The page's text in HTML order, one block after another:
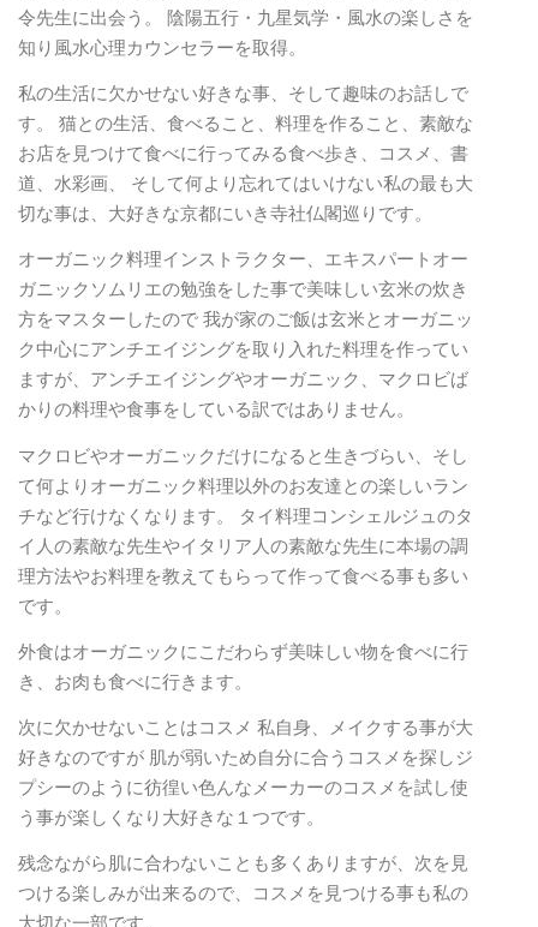
令先生に出会う。 陰陽五行・九星気学・風水の楽しさを
知り風水心理カウンセラーを取得。
私の生活に欠かせない好きな事、そして趣味のお話しで
す。 猫との生活、食べること、料理を作ること、素敵な
お店を見つけて食べに行ってみる食べ歩き、コスメ、書
道、水彩画、 そして何より忘れてはいけない私の最も大
切な事は、大好きな京都にいき寺社仏閣巡りです。
オーガニック料理インストラクター、エキスパートオー
ガニックソムリエの勉強をした事で美味しい玄米の炊き
方をマスターしたので 我が家のご飯は玄米とオーガニッ
ク中心にアンチエイジングを取り入れた料理を作ってい
ますが、アンチエイジングやオーガニック、マクロビば
かりの料理や食事をしている訳ではありません。
マクロビやオーガニックだけになると生きづらい、そし
て何よりオーガニック料理以外のお友達との楽しいラン
チなど行けなくなります。 タイ料理コンシェルジュのタ
イ人の素敵な先生やイタリア人の素敵な先生に本場の調
理方法やお料理を教えてもらって作って食べる事も多い
です。
外食はオーガニックにこだわらず美味しい物を食べに行
き、お肉も食べに行きます。
次に欠かせないことはコスメ 私自身、メイクする事が大
好きなのですが 肌が弱いため自分に合うコスメを探しジ
プシーのように彷徨い色んなメーカーのコスメを試し使
う事が楽しくなり大好きな１つです。
残念ながら肌に合わないことも多くありますが、次を見
つける楽しみが出来るので、コスメを見つける事も私の